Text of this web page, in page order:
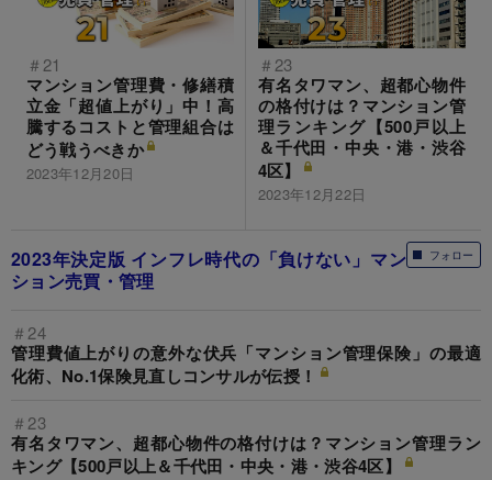
＃21
マンション管理費・修繕積
立金「超値上がり」中！高
騰するコストと管理組合は
どう戦うべきか
2023年12月20日
＃23
有名タワマン、超都心物件
の格付けは？マンション管
理ランキング【500戸以上
＆千代田・中央・港・渋谷
4区】
2023年12月22日
フォロー
2023年決定版 インフレ時代の「負けない」マン
ション売買・管理
＃24
管理費値上がりの意外な伏兵「マンション管理保険」の最適
化術、No.1保険見直しコンサルが伝授！
＃23
有名タワマン、超都心物件の格付けは？マンション管理ラン
キング【500戸以上＆千代田・中央・港・渋谷4区】